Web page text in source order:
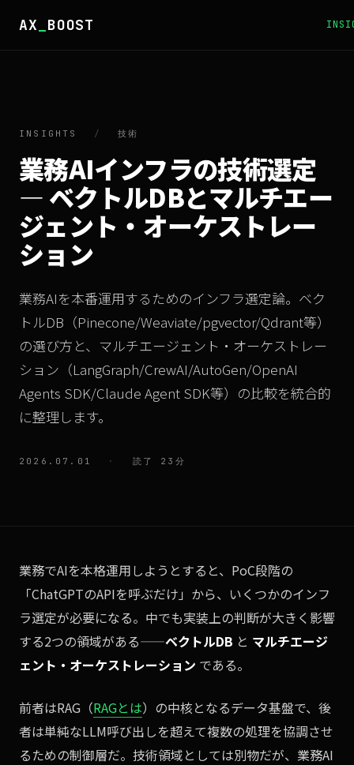
AX BOOST
INSIGHTS / 技術
業務AIインフラの技術選定
— ベクトルDBとマルチエー
ジェント・オーケストレー
ション
業務AIを本番運用するためのインフラ選定論。ベク
トルDB（Pinecone/Weaviate/pgvector/Qdrant等）
の選び方と、マルチエージェント・オーケストレー
ション（LangGraph/CrewAI/AutoGen/OpenAI
Agents SDK/Claude Agent SDK等）の比較を統合的
に整理します。
2026.07.01 · 読了 23分
業務でAIを本格運用しようとすると、PoC段階の
「ChatGPTのAPIを呼ぶだけ」から、いくつかのインフ
ラ選定が必要になる。中でも実装上の判断が大きく影響
する2つの領域がある——ベクトルDB と マルチエージ
ェント・オーケストレーション である。
前者はRAG（RAGとは）の中核となるデータ基盤で、後
者は単純なLLM呼び出しを超えて複数の処理を協調させ
るための制御層だ。技術領域としては別物だが、業務AI